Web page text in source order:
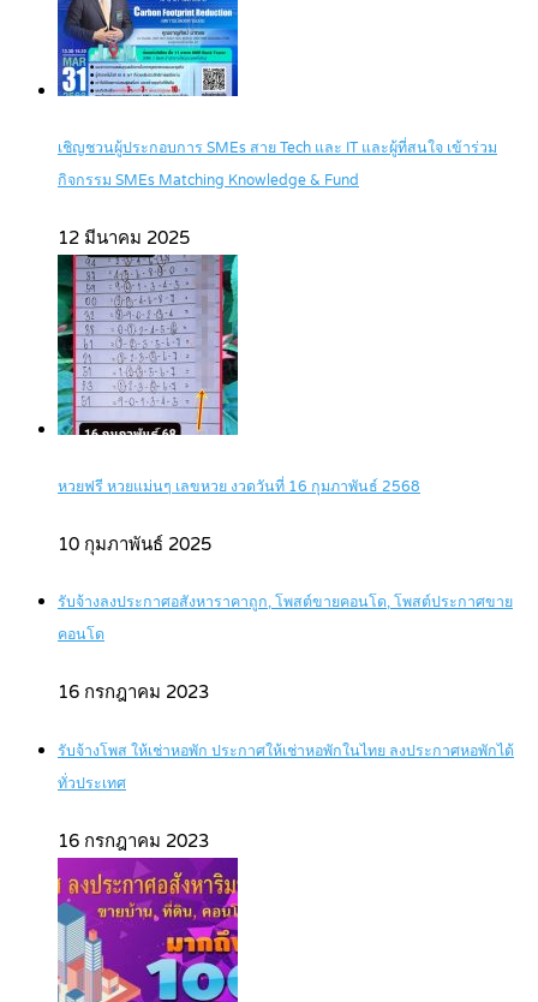
เชิญชวนผู้ประกอบการ SMEs สาย Tech และ IT และผู้ที่สนใจ เข้าร่วม
กิจกรรม SMEs Matching Knowledge & Fund
12 มีนาคม 2025
หวยฟรี หวยแม่นๆ เลขหวย งวดวันที่ 16 กุมภาพันธ์ 2568
10 กุมภาพันธ์ 2025
รับจ้างลงประกาศอสังหาราคาถูก, โพสต์ขายคอนโด, โพสต์ประกาศขาย
คอนโด
16 กรกฎาคม 2023
รับจ้างโพส ให้เช่าหอพัก ประกาศให้เช่าหอพักในไทย ลงประกาศหอพักได้
ทั่วประเทศ
16 กรกฎาคม 2023